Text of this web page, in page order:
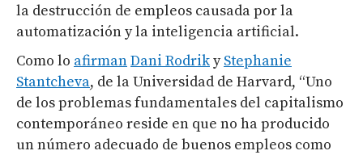
la destrucción de empleos causada por la
automatización y la inteligencia artificial.
Como lo afirmanDani RodrikyStephanie
Stantcheva, de la Universidad de Harvard, “Uno
de los problemas fundamentales del capitalismo
contemporáneo reside en que no ha producido
un número adecuado de buenos empleos como